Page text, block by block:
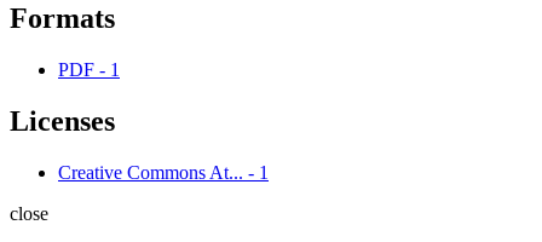
Formats
PDF - 1
Licenses
Creative Commons At... - 1
close